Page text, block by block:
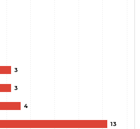
3
3
4
13